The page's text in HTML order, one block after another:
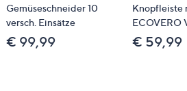
Gemüseschneider 10
versch. Einsätze
€ 99,99
Knopfleiste
ECOVERO
€ 59,99